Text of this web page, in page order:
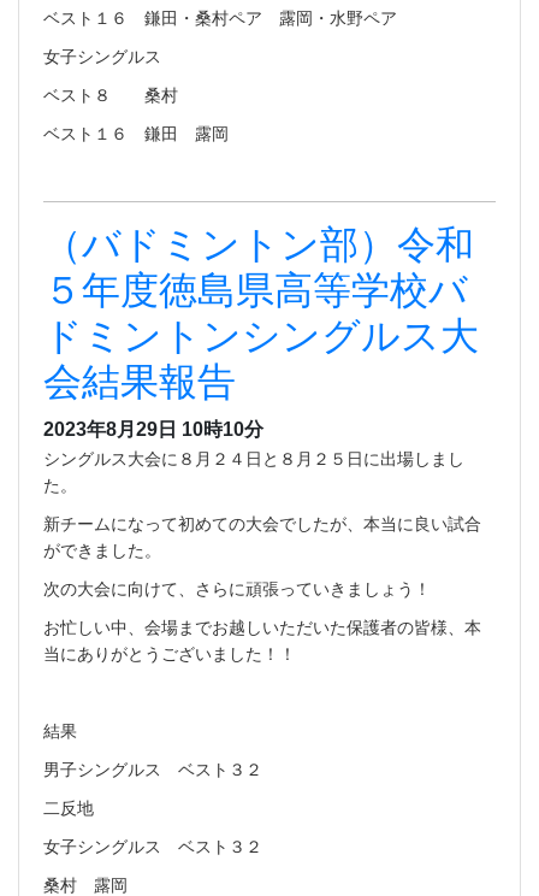
ベスト１６ 鎌田・桑村ペア 露岡・水野ペア
女子シングルス
ベスト８ 桑村
ベスト１６ 鎌田 露岡
（バドミントン部）令和
５年度徳島県高等学校バ
ドミントンシングルス大
会結果報告
2023年8月29日 10時10分
シングルス大会に８月２４日と８月２５日に出場しまし
た。
新チームになって初めての大会でしたが、本当に良い試合
ができました。
次の大会に向けて、さらに頑張っていきましょう！
お忙しい中、会場までお越しいただいた保護者の皆様、本
当にありがとうございました！！
結果
男子シングルス ベスト３２
二反地
女子シングルス ベスト３２
桑村 露岡